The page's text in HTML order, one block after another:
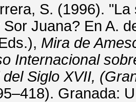
S. (1996).
Sor Juana? En A.
Mira de
Internacional
Siglo XVII,
Granada: